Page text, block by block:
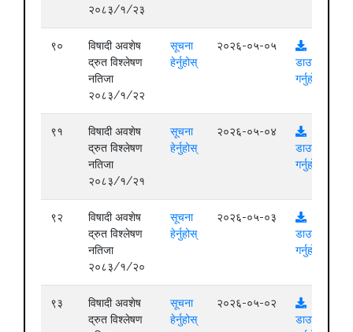
२०८३/१/२३
९०
विषादी अवशेष
द्रुत विश्लेषण
नतिजा
२०८३/१/२२
सूचना
हेर्नुहोस्
२०२६-०५-०५
डाउनलोड
गर्नुहोस्
९१
विषादी अवशेष
द्रुत विश्लेषण
नतिजा
२०८३/१/२१
सूचना
हेर्नुहोस्
२०२६-०५-०४
डाउनलोड
गर्नुहोस्
९२
विषादी अवशेष
द्रुत विश्लेषण
नतिजा
२०८३/१/२०
सूचना
हेर्नुहोस्
२०२६-०५-०३
डाउनलोड
गर्नुहोस्
९३
विषादी अवशेष
द्रुत विश्लेषण
सूचना
हेर्नुहोस्
२०२६-०५-०२
डाउनलोड